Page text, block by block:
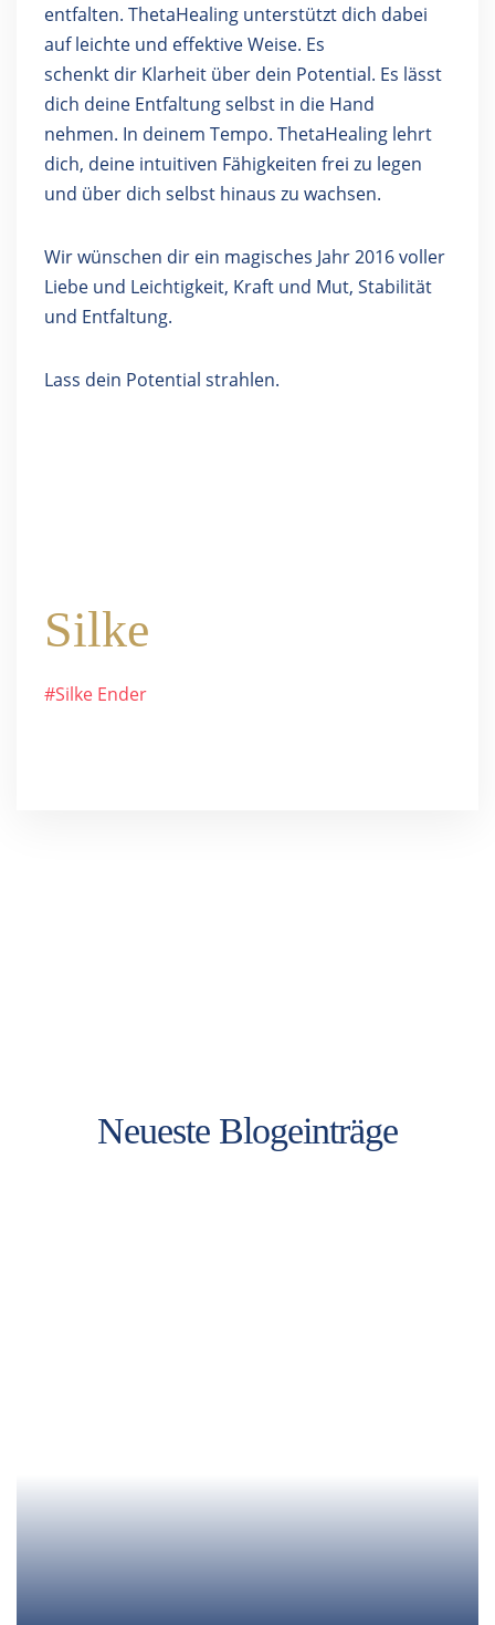
entfalten. ThetaHealing unterstützt dich dabei
auf leichte und effektive Weise. Es
schenkt dir Klarheit über dein Potential. Es lässt
dich deine Entfaltung selbst in die Hand
nehmen. In deinem Tempo. ThetaHealing lehrt
dich, deine intuitiven Fähigkeiten frei zu legen
und über dich selbst hinaus zu wachsen.
Wir wünschen dir ein magisches Jahr 2016 voller
Liebe und Leichtigkeit, Kraft und Mut, Stabilität
und Entfaltung.
Lass dein Potential strahlen.
Silke
#Silke Ender
Neueste Blogeinträge